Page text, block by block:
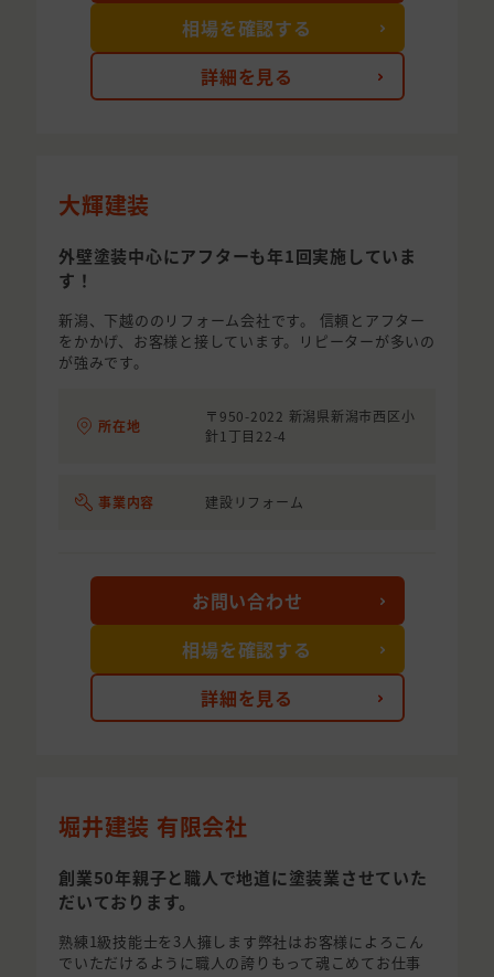
詳細を見る
相場を確認する
大輝建装
外壁塗装中心にアフターも年1回実施していま
す！
新潟、下越ののリフォーム会社です。 信頼とアフター
をかかげ、お客様と接しています。リピーターが多いの
が強みです。
所在地
〒950-2022 新潟県新潟市西区小
針1丁目22-4
事業内容 建設リフォーム
詳細を見る
お問い合わせ
相場を確認する
堀井建装 有限会社
創業50年親子と職人で地道に塗装業させていた
だいております。
熟練1級技能士を3人擁します弊社はお客様によろこん
でいただけるように職人の誇りもって魂こめてお仕事